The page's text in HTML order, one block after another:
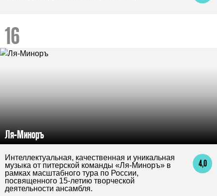
Ля-Миноръ
4,0
Интеллектуальная, качественная и уникальная
музыка от питерской команды «Ля-Миноръ» в
рамках масштабного тура по России,
посвященного 15-летию творческой
деятельности ансамбля.